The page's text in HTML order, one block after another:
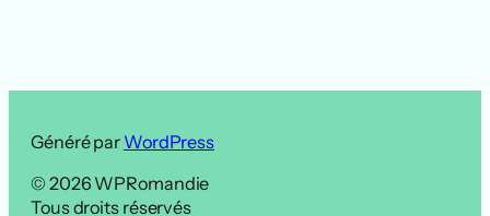
Généré par WordPress
© 2026 WPRomandie
Tous droits réservés